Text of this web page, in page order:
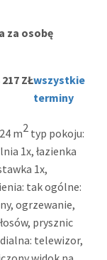
za osobę
ZŁwszystkie
terminy
m2 typ pokoju:
1x, łazienka
1x,
tak ogólne:
ogrzewanie,
prysznic
telewizor,